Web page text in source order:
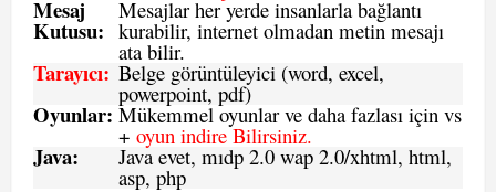
Mesaj
Kutusu:
Mesajlar her yerde insanlarla bağlantı
kurabilir, internet olmadan metin mesajı
ata bilir.
Tarayıcı: Belge görüntüleyici (word, excel,
powerpoint, pdf)
Oyunlar: Mükemmel oyunlar ve daha fazlası için vs
+ oyun indire Bilirsiniz.
Java: Java evet, mıdp 2.0 wap 2.0/xhtml, html,
asp, php